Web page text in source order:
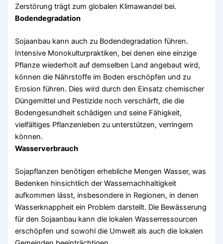
Zerstörung trägt zum globalen Klimawandel bei.
Bodendegradation
Sojaanbau kann auch zu Bodendegradation führen.
Intensive Monokulturpraktiken, bei denen eine einzige
Pflanze wiederholt auf demselben Land angebaut wird,
können die Nährstoffe im Boden erschöpfen und zu
Erosion führen. Dies wird durch den Einsatz chemischer
Düngemittel und Pestizide noch verschärft, die die
Bodengesundheit schädigen und seine Fähigkeit,
vielfältiges Pflanzenleben zu unterstützen, verringern
können.
Wasserverbrauch
Sojapflanzen benötigen erhebliche Mengen Wasser, was
Bedenken hinsichtlich der Wassernachhaltigkeit
aufkommen lässt, insbesondere in Regionen, in denen
Wasserknappheit ein Problem darstellt. Die Bewässerung
für den Sojaanbau kann die lokalen Wasserressourcen
erschöpfen und sowohl die Umwelt als auch die lokalen